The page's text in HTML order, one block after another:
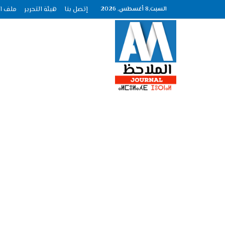
السبت,8 أغسطس, 2026 إتصل بنا هيئة التحرير ملف